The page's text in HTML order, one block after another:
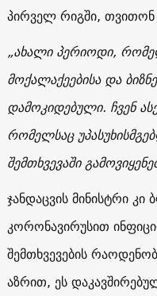
პირველ რიგში, თვითონ
„ახალი პერიოდი,
მოქალაქეებისა და
დამოკიდებული. ჩვენ
რომელსაც
შემთხვევაში
ჯანდაცვის მინისტრი
კორონავირუსით
შემთხვევების
აზრით, ეს